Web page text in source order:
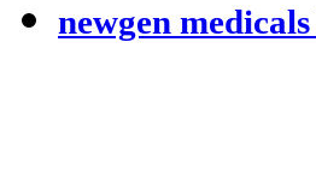
newgen medicals